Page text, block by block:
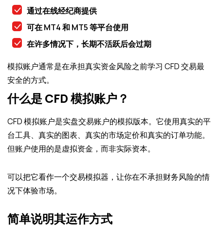
通过在线经纪商提供
可在 MT4 和 MT5 等平台使用
在许多情况下，长期不活跃后会过期
模拟账户通常是在承担真实资金风险之前学习 CFD 交易最
安全的方式。
什么是 CFD 模拟账户？
CFD 模拟账户是实盘交易账户的模拟版本。它使用真实的平
台工具、真实的图表、真实的市场定价和真实的订单功能。
但账户使用的是虚拟资金，而非实际资本。
可以把它看作一个交易模拟器，让你在不承担财务风险的情
况下体验市场。
简单说明其运作方式